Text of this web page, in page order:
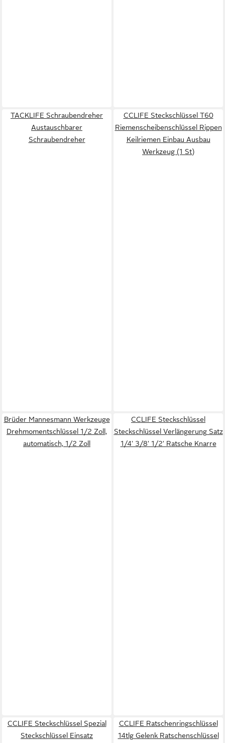
TACKLIFE Schraubendreher
Austauschbarer
Schraubendreher
CCLIFE Steckschlüssel T60
Riemenscheibenschlüssel Rippen
Keilriemen Einbau Ausbau
Werkzeug (1 St)
Brüder Mannesmann Werkzeuge
Drehmomentschlüssel 1/2 Zoll,
automatisch, 1/2 Zoll
CCLIFE Steckschlüssel
Steckschlüssel Verlängerung Satz
1/4' 3/8' 1/2' Ratsche Knarre
CCLIFE Steckschlüssel Spezial
Steckschlüssel Einsatz
CCLIFE Ratschenringschlüssel
14tlg Gelenk Ratschenschlüssel